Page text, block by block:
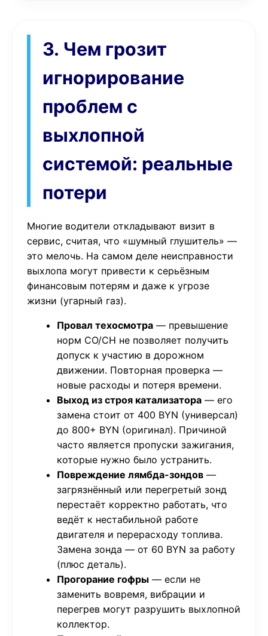
3. Чем грозит
игнорирование
проблем с
выхлопной
системой: реальные
потери
Многие водители откладывают визит в
сервис, считая, что «шумный глушитель» —
это мелочь. На самом деле неисправности
выхлопа могут привести к серьёзным
финансовым потерям и даже к угрозе
жизни (угарный газ).
Провал техосмотра — превышение
норм CO/CH не позволяет получить
допуск к участию в дорожном
движении. Повторная проверка —
новые расходы и потеря времени.
Выход из строя катализатора — его
замена стоит от 400 BYN (универсал)
до 800+ BYN (оригинал). Причиной
часто является пропуски зажигания,
которые нужно было устранить.
Повреждение лямбда-зондов —
загрязнённый или перегретый зонд
перестаёт корректно работать, что
ведёт к нестабильной работе
двигателя и перерасходу топлива.
Замена зонда — от 60 BYN за работу
(плюс деталь).
Прогорание гофры — если не
заменить вовремя, вибрации и
перегрев могут разрушить выхлопной
коллектор.